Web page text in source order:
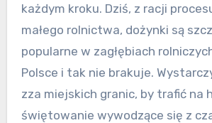
każdym kroku. Dziś, z racji
małego rolnictwa, dożynki są
popularne w zagłębiach
Polsce i tak nie brakuje.
zza miejskich granic, by trafić na
świętowanie wywodzące się z